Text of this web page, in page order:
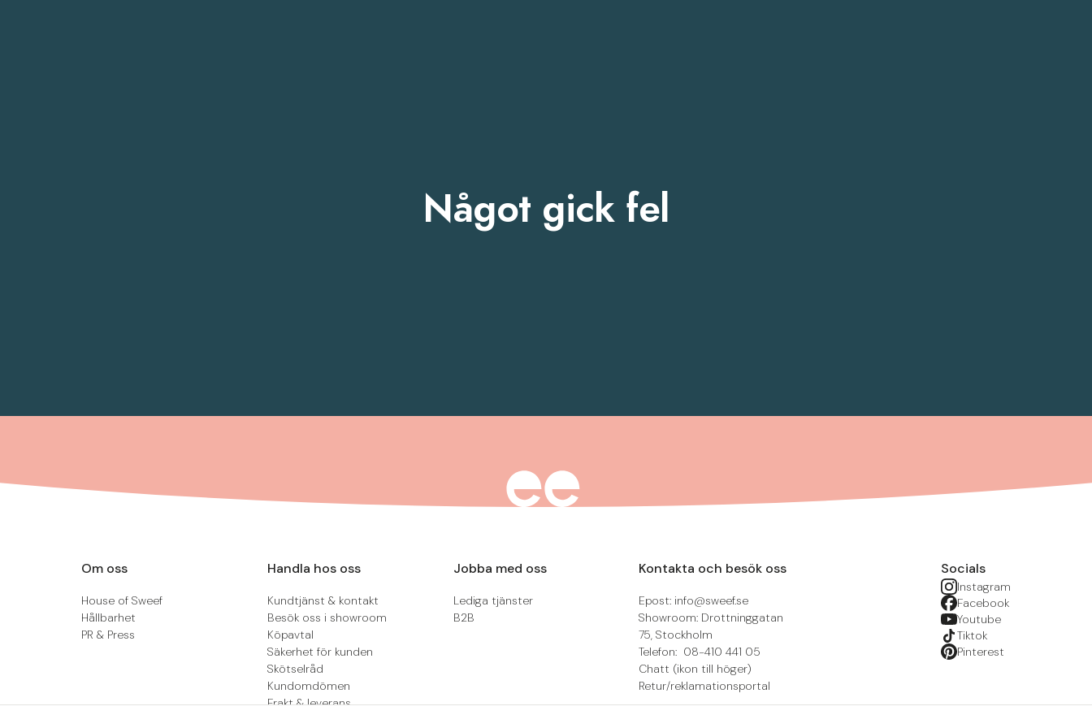
Något gick fel
Om oss
House of Sweef
Hållbarhet
PR & Press
Handla hos oss
Kundtjänst & kontakt
Besök oss i showroom
Köpavtal
Säkerhet för kunden
Skötselråd
Kundomdömen
Frakt & leverans
Jobba med oss
Lediga tjänster
B2B
Kontakta och besök oss
Epost: info@sweef.se
Showroom: Drottninggatan
75, Stockholm
Telefon: 08-410 441 05
Chatt (ikon till höger)
Retur/reklamationsportal
Socials
Instagram
Facebook
Youtube
Tiktok
Pinterest